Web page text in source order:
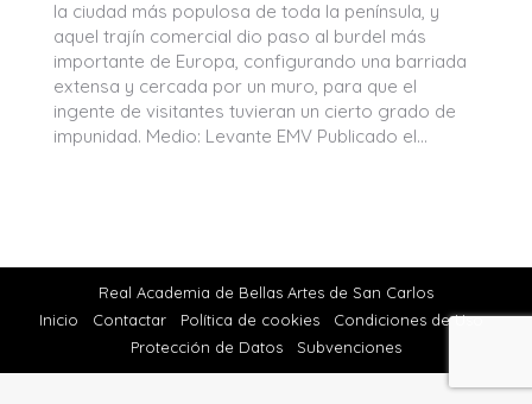
la ciudad más populosa de toda la península, y
aquel trajín comercial dio paso al burdel más
importante de Europa, configurando una barriada
extensa y cercada por un muro, para que el
ingente de visitantes tuvieran un cierto grado de
impunidad. Medio: Levante EMV Publicado el…
Real Academia de Bellas Artes de San Carlos
Inicio
Contactar Política de cookies
Condiciones de Uso
Protección de Datos
Subvenciones